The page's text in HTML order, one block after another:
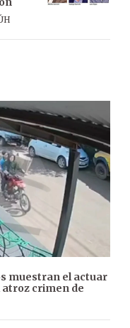
muestran el actuar
atroz crimen de